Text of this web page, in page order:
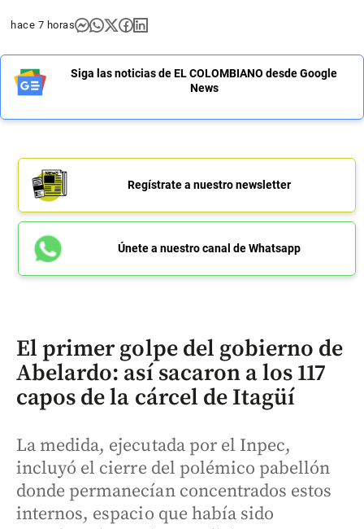
hace 7 horas
Siga las noticias de EL COLOMBIANO desde Google
News
Regístrate a nuestro newsletter
Únete a nuestro canal de Whatsapp
El primer golpe del gobierno de
Abelardo: así sacaron a los 117
capos de la cárcel de Itagüí
La medida, ejecutada por el Inpec,
incluyó el cierre del polémico pabellón
donde permanecían concentrados estos
internos, espacio que había sido